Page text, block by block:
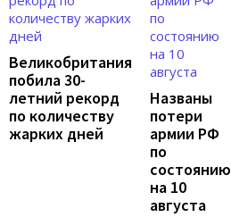
Великобритания
побила 30-
летний рекорд
по количеству
жарких дней
Названы
потери
армии РФ
по
состоянию
на 10
августа